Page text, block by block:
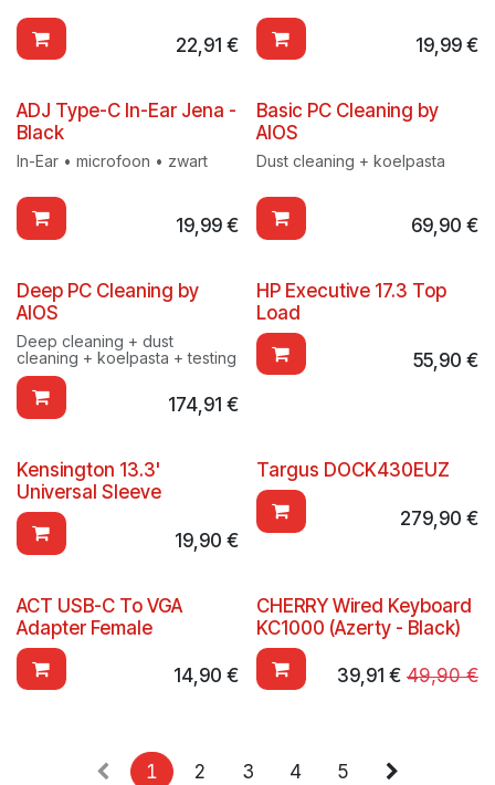
22,91 € 19,99€
ADJ Type-C In-Ear Jena -
Black
In-Ear • microfoon • zwart
19,99€
Basic PC Cleaning by
AIOS
Dust cleaning + koelpasta
69,90 €
Deep PC Cleaning by
AIOS
Deep cleaning + dust
cleaning + koelpasta + testing
174,91 €
HP Executive 17.3 Top
Load
55,90 €
Kensington 13.3'
Universal Sleeve
19,90 €
Targus DOCK430EUZ
279,90 €
ACT USB-C To VGA
Adapter Female
14,90 €
CHERRY Wired Keyboard
KC1000 (Azerty - Black)
39,91 € 49,90€
1 2 3 4 5